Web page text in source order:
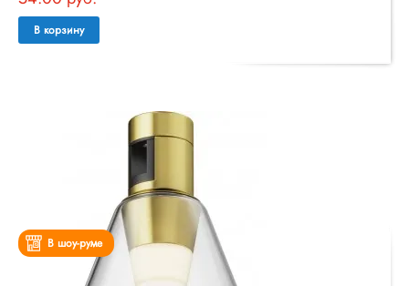
В корзину
В шоу-руме